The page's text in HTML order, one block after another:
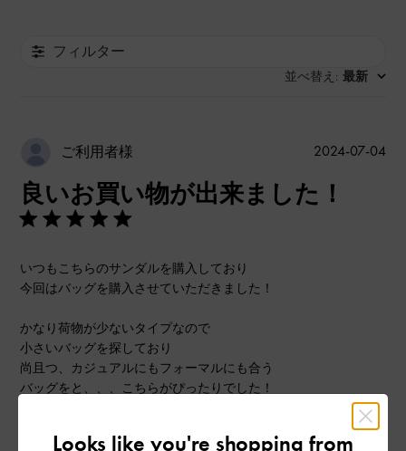
フィルター
並べ替え : 最新
ご利用者様
良いお買い物が出来ました！
いつもこちらのサンダルを購入しており
今回はバッグを購入させていただきました！
かなり荷物が少ないタイプなので
小さいバッグを探しており
尚且つ、カジュアルにもフォーマルにも合う
バッグをと、、、こちらがぴったりでした！
本革ではありませんが
公
2024-07-04
Looks like you're shopping from